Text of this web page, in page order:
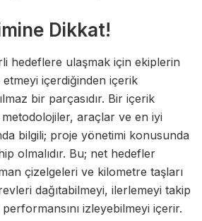
Dikkat!
hedeflere ulaşmak için ekiplerin
etmeyi içerdiğinden içerik
bir parçasıdır. Bir içerik
araçlar ve en iyi
bilgili; proje yönetimi konusunda
olmalıdır. Bu; net hedefler
çizelgeleri ve kilometre taşları
dağıtabilmeyi, ilerlemeyi takip
izleyebilmeyi içerir.